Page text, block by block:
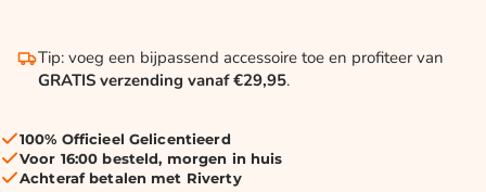
Tip: voeg een bijpassend accessoire toe en profiteer van
GRATIS verzending vanaf €29,95.
100% Officieel Gelicentieerd
Voor 16:00 besteld, morgen in huis
Achteraf betalen met Riverty